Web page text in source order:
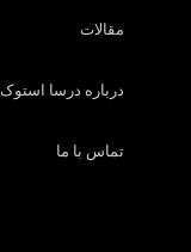
مقالات
درباره درسا استوک
تماس با ما